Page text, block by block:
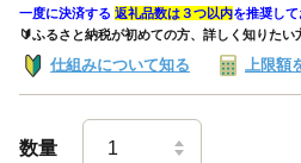
一度に決済する 返礼品数は３つ以内を推奨して
🔰ふるさと納税が初めての方、詳しく知りたい
仕組みについて知る 上限額
数量